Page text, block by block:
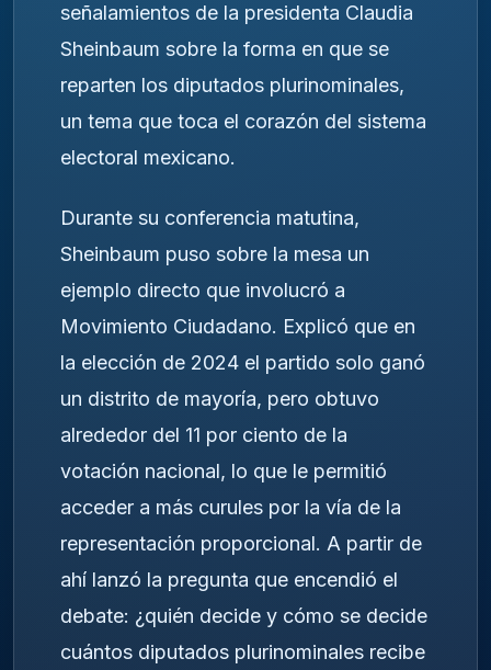
señalamientos de la presidenta Claudia
Sheinbaum sobre la forma en que se
reparten los diputados plurinominales,
un tema que toca el corazón del sistema
electoral mexicano.
Durante su conferencia matutina,
Sheinbaum puso sobre la mesa un
ejemplo directo que involucró a
Movimiento Ciudadano. Explicó que en
la elección de 2024 el partido solo ganó
un distrito de mayoría, pero obtuvo
alrededor del 11 por ciento de la
votación nacional, lo que le permitió
acceder a más curules por la vía de la
representación proporcional. A partir de
ahí lanzó la pregunta que encendió el
debate: ¿quién decide y cómo se decide
cuántos diputados plurinominales recibe